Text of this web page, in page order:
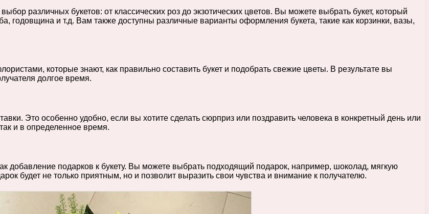
различных букетов: от классических роз до экзотических цветов. Вы можете выбрать букет, который
годовщина и т.д. Вам также доступны различные варианты оформления букета, такие как корзинки, вазы,
которые знают, как правильно составить букет и подобрать свежие цветы. В результате вы
долгое время.
Это особенно удобно, если вы хотите сделать сюрприз или поздравить человека в конкретный день или
и в определенное время.
добавление подарков к букету. Вы можете выбрать подходящий подарок, например, шоколад, мягкую
будет не только приятным, но и позволит выразить свои чувства и внимание к получателю.